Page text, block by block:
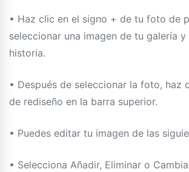
• Haz clic en el signo + de tu foto de
seleccionar una imagen de tu galería
historia.
• Después de seleccionar la foto, haz
de rediseño en la barra superior.
• Puedes editar tu imagen de las
• Selecciona Añadir, Eliminar o